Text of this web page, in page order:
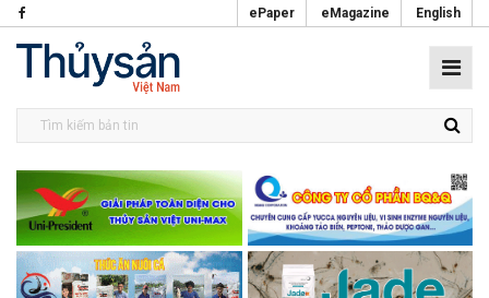
ePaper eMagazine English